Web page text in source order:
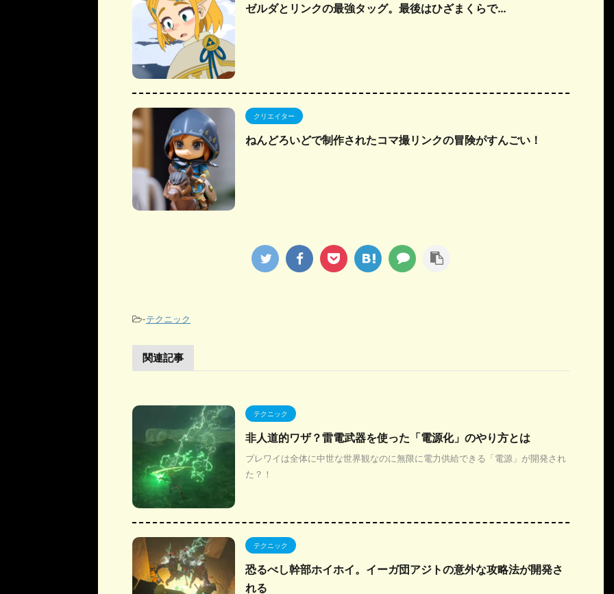
ゼルダとリンクの最強タッグ。最後はひざまくらで…
クリエイター
ねんどろいどで制作されたコマ撮リンクの冒険がすんごい！
-テクニック
関連記事
テクニック
非人道的ワザ？雷電武器を使った「電源化」のやり方とは
ブレワイは全体に中世な世界観なのに無限に電力供給できる「電源」が開発され
た？！
テクニック
恐るべし幹部ホイホイ。イーガ団アジトの意外な攻略法が開発さ
れる